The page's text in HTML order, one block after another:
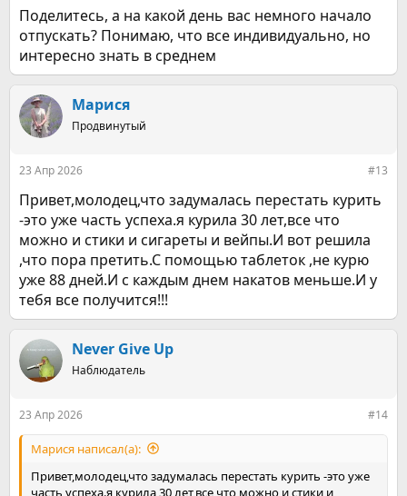
Поделитесь, а на какой день вас немного начало
отпускать? Понимаю, что все индивидуально, но
интересно знать в среднем
Марися
Продвинутый
23 Апр 2026 #13
Привет,молодец,что задумалась перестать курить
-это уже часть успеха.я курила 30 лет,все что
можно и стики и сигареты и вейпы.И вот решила
,что пора претить.С помощью таблеток ,не курю
уже 88 дней.И с каждым днем накатов меньше.И у
тебя все получится!!!
Never Give Up
Наблюдатель
23 Апр 2026 #14
Марися написал(а):
Привет,молодец,что задумалась перестать курить -это уже
часть успеха.я курила 30 лет,все что можно и стики и